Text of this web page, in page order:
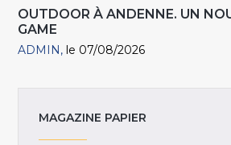
OUTDOOR À ANDENNE. UN
GAME
ADMIN le 07/08/2026
MAGAZINE PAPIER